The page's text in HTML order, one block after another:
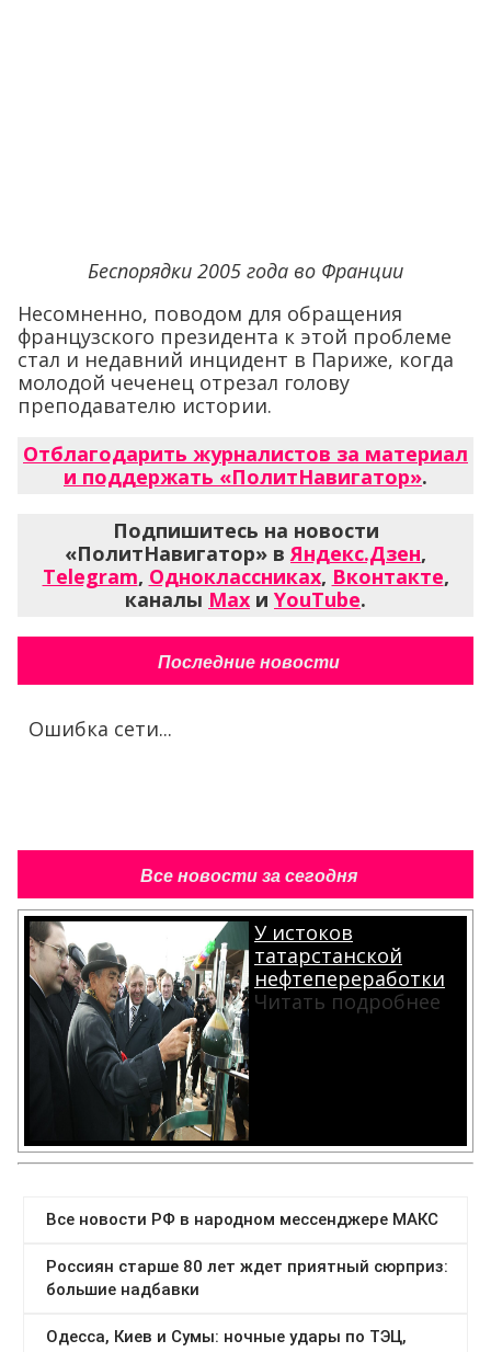
Беспорядки 2005 года во Франции
Несомненно, поводом для обращения
французского президента к этой проблеме
стал и недавний инцидент в Париже, когда
молодой чеченец отрезал голову
преподавателю истории.
Отблагодарить журналистов за материал
и поддержать «ПолитНавигатор».
Подпишитесь на новости
«ПолитНавигатор» вЯндекс.Дзен,
Telegram, Одноклассниках, Вконтакте,
каналы Max и YouTube.
Последние новости
Ошибка сети...
Все новости за сегодня
У истоков
татарстанской
нефтепереработки
Читать подробнее